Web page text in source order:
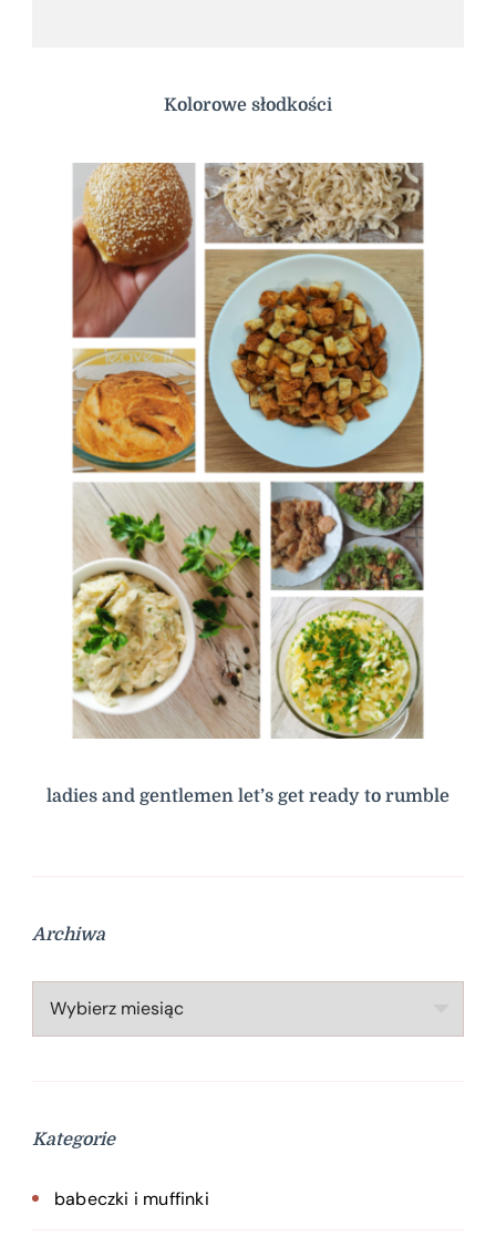
Kolorowe słodkości
ladies and gentlemen let’s get ready to rumble
Archiwa
Archiwa
Kategorie
babeczki i muffinki